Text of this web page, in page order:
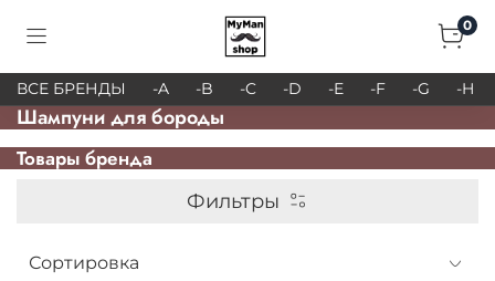
0
ВСЕ БРЕНДЫ -A -B -C -D -E -F -G -H
Шампуни для бороды
Товары брендa
Фильтры